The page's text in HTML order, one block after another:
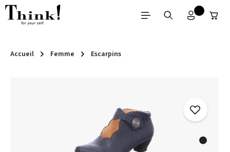
Passer au contenu principal
Accueil Femme Escarpins